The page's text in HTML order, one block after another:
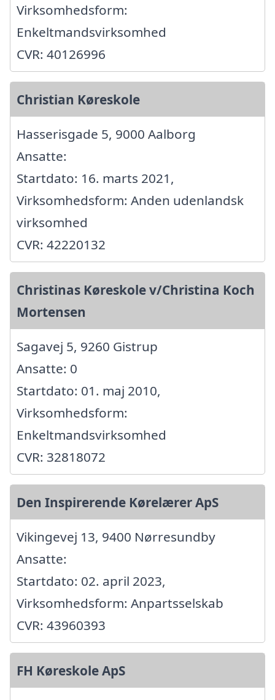
Virksomhedsform:
Enkeltmandsvirksomhed
CVR: 40126996
Christian Køreskole
Hasserisgade 5, 9000 Aalborg
Ansatte:
Startdato: 16. marts 2021,
Virksomhedsform: Anden udenlandsk
virksomhed
CVR: 42220132
Christinas Køreskole v/Christina Koch
Mortensen
Sagavej 5, 9260 Gistrup
Ansatte: 0
Startdato: 01. maj 2010,
Virksomhedsform:
Enkeltmandsvirksomhed
CVR: 32818072
Den Inspirerende Kørelærer ApS
Vikingevej 13, 9400 Nørresundby
Ansatte:
Startdato: 02. april 2023,
Virksomhedsform: Anpartsselskab
CVR: 43960393
FH Køreskole ApS